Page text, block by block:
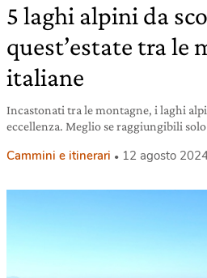
5 laghi alpini da
quest’estate tra le
italiane
Incastonati tra le montagne, i laghi
eccellenza. Meglio se raggiungibili
Cammini e itinerari 12 agosto